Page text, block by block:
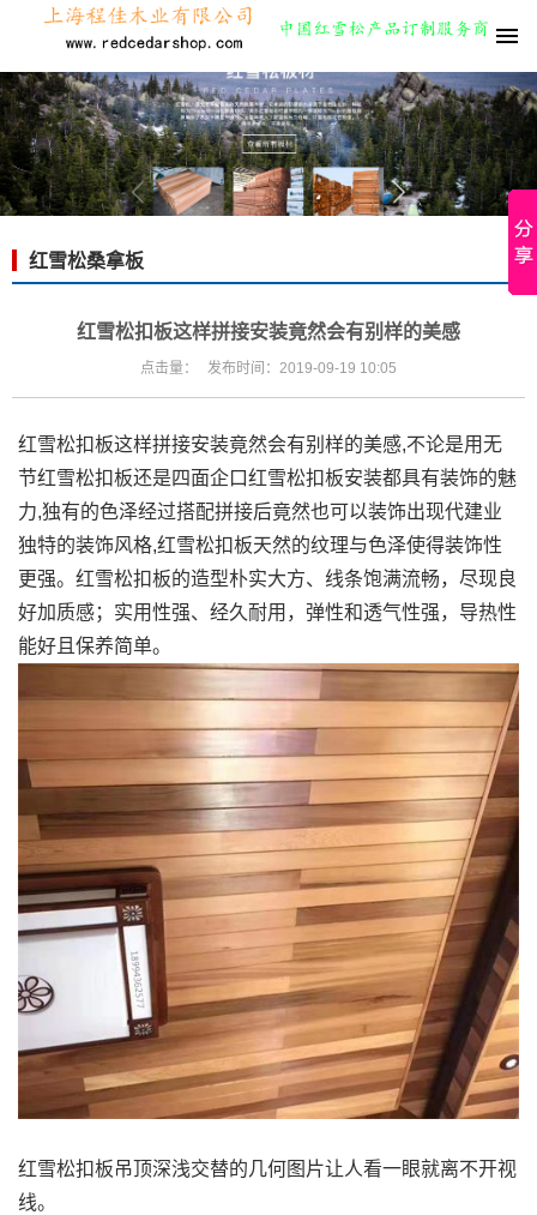
红雪松桑拿板
红雪松扣板这样拼接安装竟然会有别样的美感
点击量： 发布时间：2019-09-19 10:05
红雪松扣板这样拼接安装竟然会有别样的美感,不论是用无
节红雪松扣板还是四面企口红雪松扣板安装都具有装饰的魅
力,独有的色泽经过搭配拼接后竟然也可以装饰出现代建业
独特的装饰风格,红雪松扣板天然的纹理与色泽使得装饰性
更强。红雪松扣板的造型朴实大方、线条饱满流畅，尽现良
好加质感；实用性强、经久耐用，弹性和透气性强，导热性
能好且保养简单。
红雪松扣板吊顶深浅交替的几何图片让人看一眼就离不开视
线。